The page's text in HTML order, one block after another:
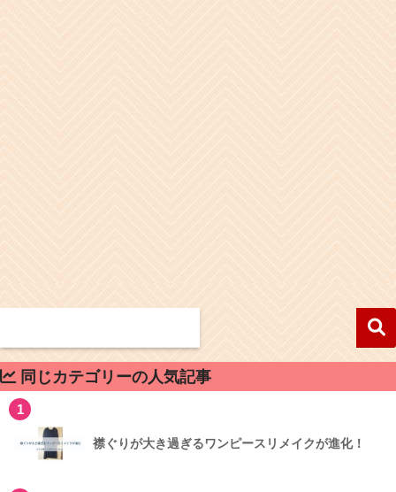
同じカテゴリーの人気記事
1
襟ぐりが大き過ぎるワンピースリメイクが進化！